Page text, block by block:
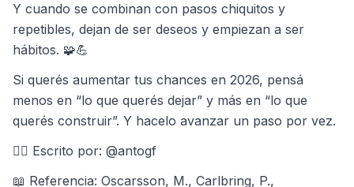
Y cuando se combinan con pasos chiquitos y
repetibles, dejan de ser deseos y empiezan a ser
hábitos. 🧩💪
Si querés aumentar tus chances en 2026, pensá
menos en “lo que querés dejar” y más en “lo que
querés construir”. Y hacelo avanzar un paso por vez.
✍🏽 Escrito por: @antogf
📖 Referencia: Oscarsson, M., Carlbring, P.,